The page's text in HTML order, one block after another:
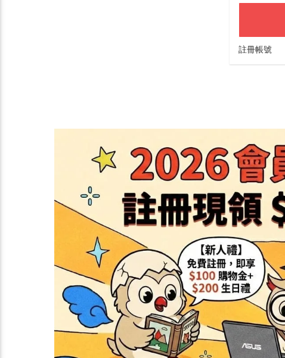
註冊帳號